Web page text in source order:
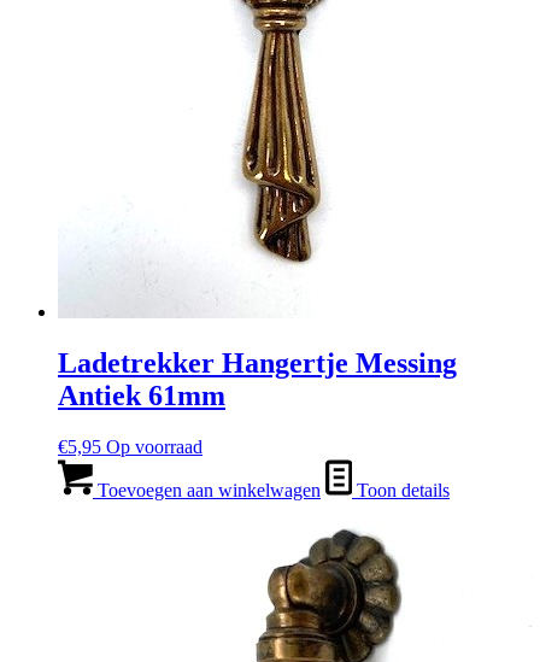
Ladetrekker Hangertje Messing
Antiek 61mm
€5,95 Op voorraad
Toevoegen aan winkelwagen Toon details